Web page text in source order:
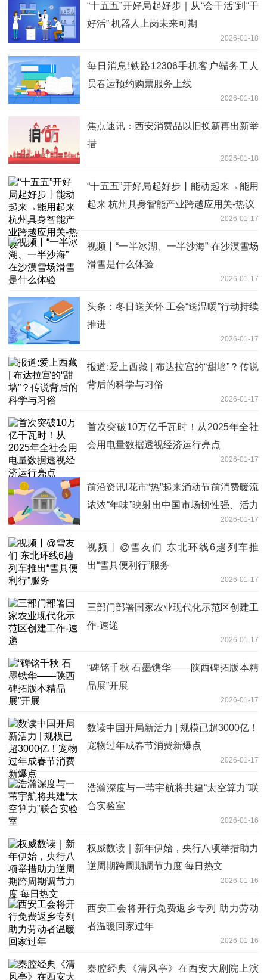
“十五五”开好局起好步｜从“会干活”到“干
好活” 机器人上岗未来可期
2026-01-18
每日消息!铁路12306手机客户端务工人
员春运预约购票服务上线
2026-01-18
焦点速讯：西安消费品以旧换新再出新举
措
2026-01-18
“十五五”开好局起好步丨能动起来→能用
起来 杭州具身智能产业跨越应用关-热议
2026-01-17
视频丨“一半冰湖、一半沙海” 在沙漠雪场
滑雪是什么体验
2026-01-17
头条：冬日送关怀 工会“送温暖”行动持续
推进
2026-01-17
报道:爱上西藏 | 布达拉宫的“甜墙”？传说
背后的科学与习俗
2026-01-17
首次突破10万亿千瓦时！从2025年全社
会用电量数据透视经济运行亮点
2026-01-17
前沿资讯!花市“热”起来涌动节前消费暖流
浓浓“年味”映射出中国市场韧性强、活力
2026-01-17
视频丨@雪友们 东北环线6趟列车推
出“雪具便利行”服务
2026-01-17
三部门部署国家农业现代化示范区创建工
作-速递
2026-01-17
“碑铭千秋 石墨镌华——陕西碑拓版本精
品展”开展
2026-01-17
数读中国开局新活力 | 规模已超3000亿！
宠物过年成春节消费新爆点
2026-01-17
浩瀚深度与一苇宇航将共建“太空算力”联
合实验室
2026-01-16
权威数读｜新年伊始，央行八项举措助力
逆周期跨周期调节力度 每日热文
2026-01-16
西安工会将开行免费返乡专列 助力劳动
者温暖回家过年
2026-01-16
秦腔经典《清风亭》在西安大剧院上演